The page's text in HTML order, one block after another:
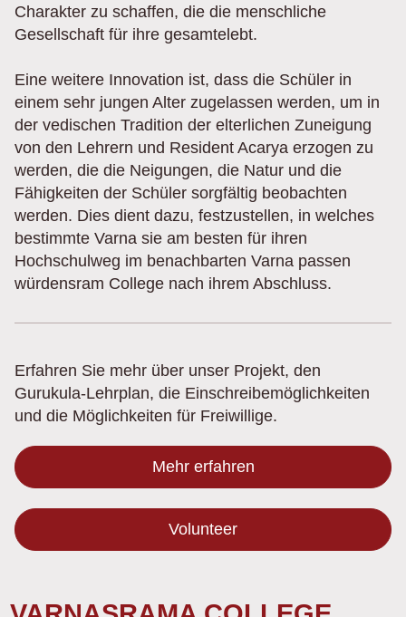
Charakter zu schaffen, die die menschliche
Gesellschaft für ihre gesamtelebt.
Eine weitere Innovation ist, dass die Schüler in
einem sehr jungen Alter zugelassen werden, um in
der vedischen Tradition der elterlichen Zuneigung
von den Lehrern und Resident Acarya erzogen zu
werden, die die Neigungen, die Natur und die
Fähigkeiten der Schüler sorgfältig beobachten
werden. Dies dient dazu, festzustellen, in welches
bestimmte Varna sie am besten für ihren
Hochschulweg im benachbarten Varna passen
würdensram College nach ihrem Abschluss.
Erfahren Sie mehr über unser Projekt, den
Gurukula-Lehrplan, die Einschreibemöglichkeiten
und die Möglichkeiten für Freiwillige.
Mehr erfahren
Volunteer